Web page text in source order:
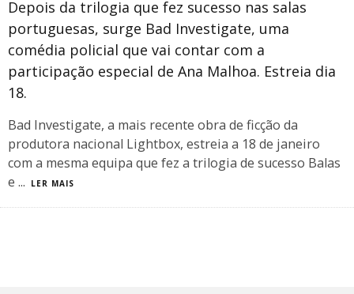
Depois da trilogia que fez sucesso nas salas
portuguesas, surge Bad Investigate, uma
comédia policial que vai contar com a
participação especial de Ana Malhoa. Estreia dia
18.
Bad Investigate, a mais recente obra de ficção da
produtora nacional Lightbox, estreia a 18 de janeiro
com a mesma equipa que fez a trilogia de sucesso Balas
e ... LER MAIS